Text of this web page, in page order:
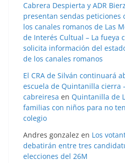
Cabrera Despierta y ADR
presentan sendas peticiones
los canales romanos de Las
de Interés Cultual – La fueya
solicita información del
de los canales romanos
El CRA de Silván continuará
escuela de Quintanilla cierra
cabreiresa en Quintanilla de
familias con niños para no
colegio
Andres gonzalez en Los
debatirán entre tres
elecciones del 26M